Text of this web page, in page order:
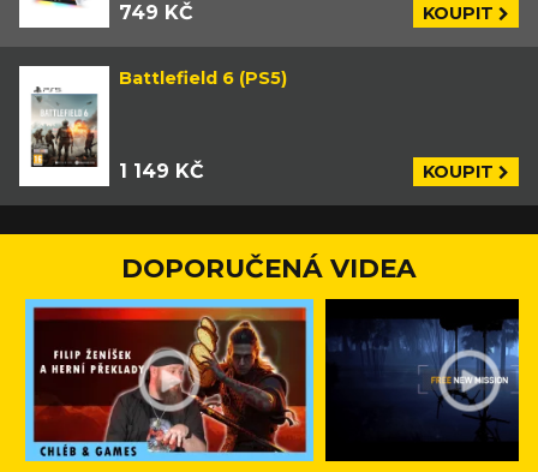
749 KČ KOUPIT
Battlefield 6 (PS5)
1 149 KČ KOUPIT
DOPORUČENÁ VIDEA